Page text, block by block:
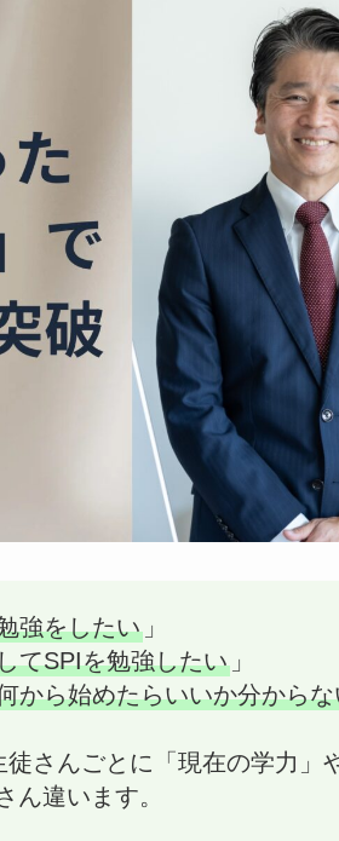
強をしたい 」
てSPIを勉強したい 」
から始めたらいいか分から
さんごとに「現在の学力」
ん違います。